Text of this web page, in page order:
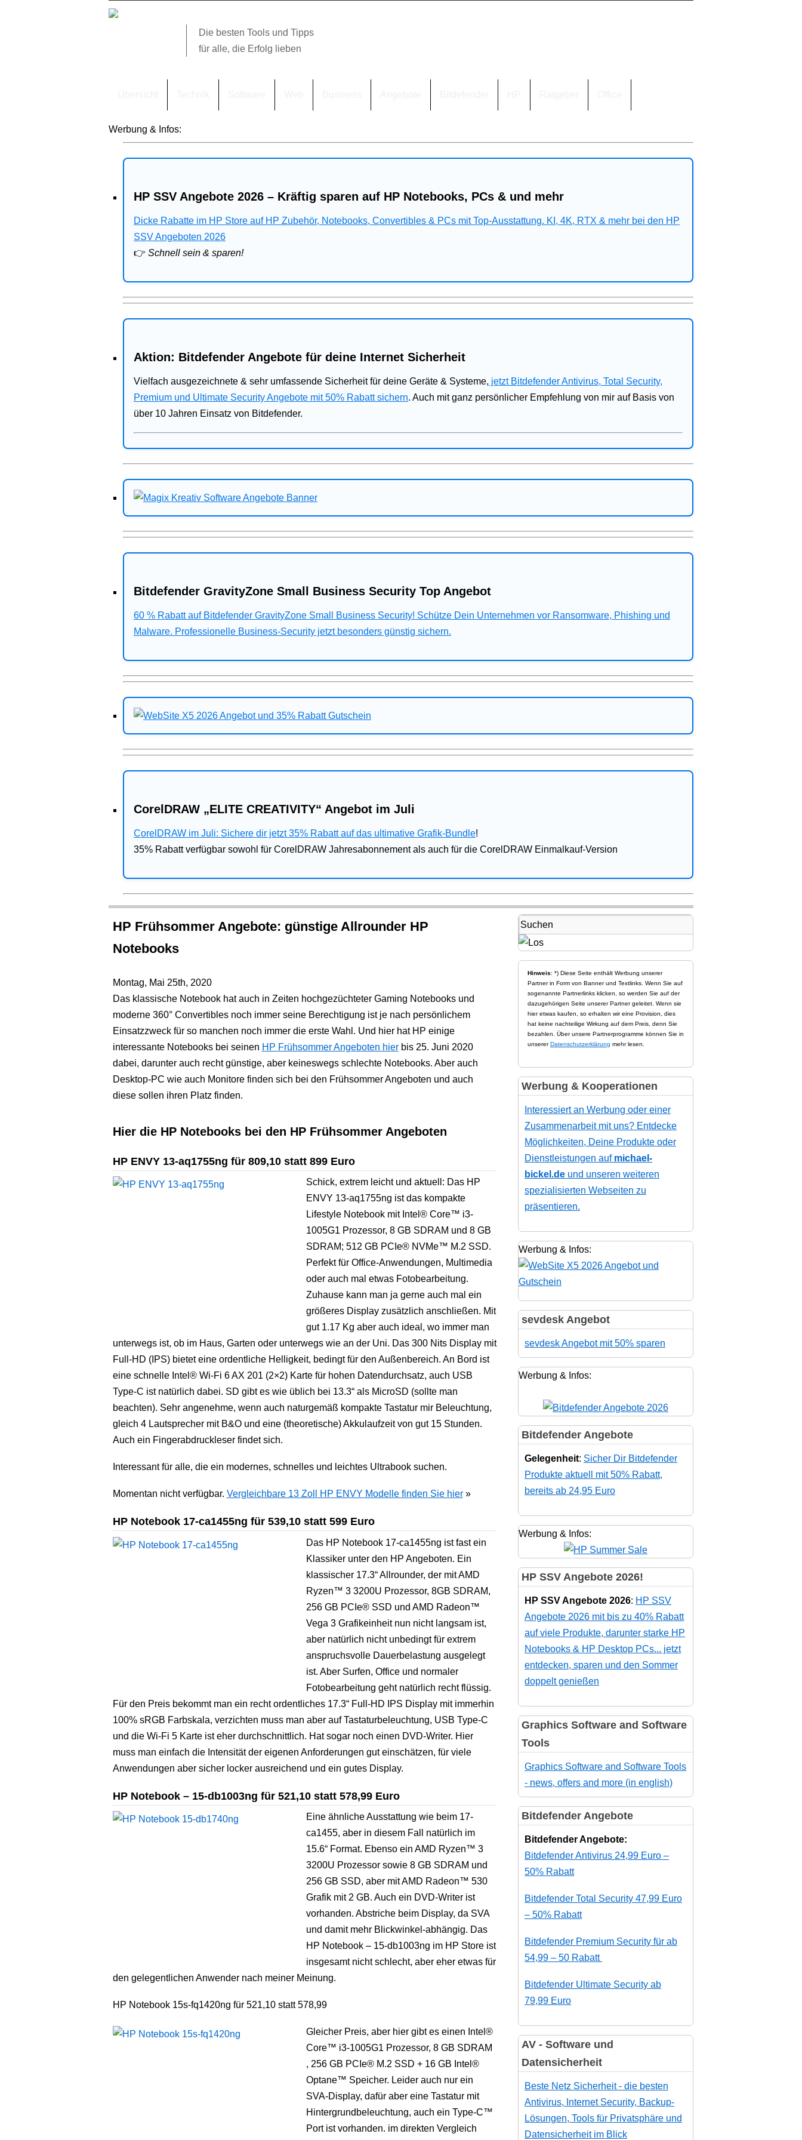
Die besten Tools und Tipps
für alle, die Erfolg lieben
Werbung & Infos:
HP SSV Angebote 2026 – Kräftig sparen auf HP Notebooks, PCs & und mehr
Dicke Rabatte im HP Store auf HP Zubehör, Notebooks, Convertibles & PCs mit Top-Ausstattung. KI, 4K, RTX & mehr bei den HP
SSV Angeboten 2026
👉 Schnell sein & sparen!
Aktion: Bitdefender Angebote für deine Internet Sicherheit
Vielfach ausgezeichnete & sehr umfassende Sicherheit für deine Geräte & Systeme, jetzt Bitdefender Antivirus, Total Security,
Premium und Ultimate Security Angebote mit 50% Rabatt sichern. Auch mit ganz persönlicher Empfehlung von mir auf Basis von
über 10 Jahren Einsatz von Bitdefender.
Bitdefender GravityZone Small Business Security Top Angebot
60 % Rabatt auf Bitdefender GravityZone Small Business Security! Schütze Dein Unternehmen vor Ransomware, Phishing und
Malware. Professionelle Business-Security jetzt besonders günstig sichern.
CorelDRAW „ELITE CREATIVITY“ Angebot im Juli
CorelDRAW im Juli: Sichere dir jetzt 35% Rabatt auf das ultimative Grafik-Bundle!
35% Rabatt verfügbar sowohl für CorelDRAW Jahresabonnement als auch für die CorelDRAW Einmalkauf-Version
HP Frühsommer Angebote: günstige Allrounder HP
Notebooks
Montag, Mai 25th, 2020
Das klassische Notebook hat auch in Zeiten hochgezüchteter Gaming Notebooks und
moderne 360° Convertibles noch immer seine Berechtigung ist je nach persönlichem
Einsatzzweck für so manchen noch immer die erste Wahl. Und hier hat HP einige
interessante Notebooks bei seinen HP Frühsommer Angeboten hierbis 25. Juni 2020
dabei, darunter auch recht günstige, aber keineswegs schlechte Notebooks. Aber auch
Desktop-PC wie auch Monitore finden sich bei den Frühsommer Angeboten und auch
diese sollen ihren Platz finden.
Hier die HP Notebooks bei den HP Frühsommer Angeboten
HP ENVY 13-aq1755ng für 809,10 statt 899 Euro
Schick, extrem leicht und aktuell: Das HP
ENVY 13-aq1755ng ist das kompakte
Lifestyle Notebook mit Intel® Core™ i3-
1005G1 Prozessor, 8 GB SDRAM und 8 GB
SDRAM; 512 GB PCIe® NVMe™ M.2 SSD.
Perfekt für Office-Anwendungen, Multimedia
oder auch mal etwas Fotobearbeitung.
Zuhause kann man ja gerne auch mal ein
größeres Display zusätzlich anschließen. Mit
gut 1.17 Kg aber auch ideal, wo immer man
unterwegs ist, ob im Haus, Garten oder unterwegs wie an der Uni. Das 300 Nits Display mit
Full-HD (IPS) bietet eine ordentliche Helligkeit, bedingt für den Außenbereich. An Bord ist
eine schnelle Intel® Wi-Fi 6 AX 201 (2×2) Karte für hohen Datendurchsatz, auch USB
Type-C ist natürlich dabei. SD gibt es wie üblich bei 13.3“ als MicroSD (sollte man
beachten). Sehr angenehme, wenn auch naturgemäß kompakte Tastatur mir Beleuchtung,
gleich 4 Lautsprecher mit B&O und eine (theoretische) Akkulaufzeit von gut 15 Stunden.
Auch ein Fingerabdruckleser findet sich.
Interessant für alle, die ein modernes, schnelles und leichtes Ultrabook suchen.
Momentan nicht verfügbar. Vergleichbare 13 Zoll HP ENVY Modelle finden Sie hier»
HP Notebook 17-ca1455ng für 539,10 statt 599 Euro
Das HP Notebook 17-ca1455ng ist fast ein
Klassiker unter den HP Angeboten. Ein
klassischer 17.3“ Allrounder, der mit AMD
Ryzen™ 3 3200U Prozessor, 8GB SDRAM,
256 GB PCIe® SSD und AMD Radeon™
Vega 3 Grafikeinheit nun nicht langsam ist,
aber natürlich nicht unbedingt für extrem
anspruchsvolle Dauerbelastung ausgelegt
ist. Aber Surfen, Office und normaler
Fotobearbeitung geht natürlich recht flüssig.
Für den Preis bekommt man ein recht ordentliches 17.3“ Full-HD IPS Display mit immerhin
100% sRGB Farbskala, verzichten muss man aber auf Tastaturbeleuchtung, USB Type-C
und die Wi-Fi 5 Karte ist eher durchschnittlich. Hat sogar noch einen DVD-Writer. Hier
muss man einfach die Intensität der eigenen Anforderungen gut einschätzen, für viele
Anwendungen aber sicher locker ausreichend und ein gutes Display.
HP Notebook – 15-db1003ng für 521,10 statt 578,99 Euro
Eine ähnliche Ausstattung wie beim 17-
ca1455, aber in diesem Fall natürlich im
15.6“ Format. Ebenso ein AMD Ryzen™ 3
3200U Prozessor sowie 8 GB SDRAM und
256 GB SSD, aber mit AMD Radeon™ 530
Grafik mit 2 GB. Auch ein DVD-Writer ist
vorhanden. Abstriche beim Display, da SVA
und damit mehr Blickwinkel-abhängig. Das
HP Notebook – 15-db1003ng im HP Store ist
insgesamt nicht schlecht, aber eher etwas für
den gelegentlichen Anwender nach meiner Meinung.
HP Notebook 15s-fq1420ng für 521,10 statt 578,99
Gleicher Preis, aber hier gibt es einen Intel®
Core™ i3-1005G1 Prozessor, 8 GB SDRAM
, 256 GB PCIe® M.2 SSD + 16 GB Intel®
Optane™ Speicher. Leider auch nur ein
SVA-Display, dafür aber eine Tastatur mit
Hintergrundbeleuchtung, auch ein Type-C™
Port ist vorhanden. im direkten Vergleich
Hinweis: *) Diese Seite enthält Werbung unserer
Partner in Form von Banner und Textlinks. Wenn Sie auf
sogenannte Partnerlinks klicken, so werden Sie auf der
dazugehörigen Seite unserer Partner geleitet. Wenn sie
hier etwas kaufen, so erhalten wir eine Provision, dies
hat keine nachteilige Wirkung auf dem Preis, denn Sie
bezahlen. Über unsere Partnerprogramme können Sie in
unsererDatenschutzerklärung mehr lesen.
Werbung & Kooperationen
Interessiert an Werbung oder einer
Zusammenarbeit mit uns? Entdecke
Möglichkeiten, Deine Produkte oder
Dienstleistungen auf michael-
bickel.de und unseren weiteren
spezialisierten Webseiten zu
präsentieren.
Werbung & Infos:
sevdesk Angebot
sevdesk Angebot mit 50% sparen
Werbung & Infos:
Bitdefender Angebote
Gelegenheit: Sicher Dir Bitdefender
Produkte aktuell mit 50% Rabatt,
bereits ab 24,95 Euro
Werbung & Infos:
HP SSV Angebote 2026!
HP SSV Angebote 2026: HP SSV
Angebote 2026 mit bis zu 40% Rabatt
auf viele Produkte, darunter starke HP
Notebooks & HP Desktop PCs... jetzt
entdecken, sparen und den Sommer
doppelt genießen
Graphics Software and Software
Tools
Graphics Software and Software Tools
- news, offers and more (in english)
Bitdefender Angebote
Bitdefender Angebote:
Bitdefender Antivirus 24,99 Euro –
50% Rabatt
Bitdefender Total Security 47,99 Euro
– 50% Rabatt
Bitdefender Premium Security für ab
54,99 – 50 Rabatt
Bitdefender Ultimate Security ab
79,99 Euro
AV - Software und
Datensicherheit
Beste Netz Sicherheit - die besten
Antivirus, Internet Security, Backup-
Lösungen, Tools für Privatsphäre und
Datensicherheit im Blick